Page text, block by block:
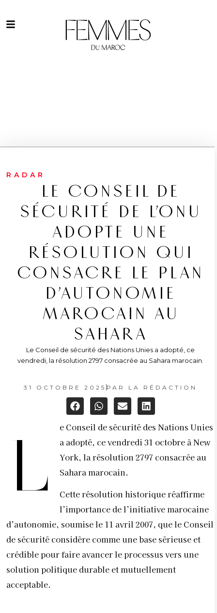
RADAR
LE CONSEIL DE
SÉCURITÉ DE L’ONU
ADOPTE UNE
RÉSOLUTION QUI
CONSACRE LE PLAN
D’AUTONOMIE
MAROCAIN AU
SAHARA
Le Conseil de sécurité des Nations Unies a adopté, ce
vendredi, la résolution 2797 consacrée au Sahara marocain.
31 OCTOBRE 2025 PAR LA RÉDACTION
L
e Conseil de sécurité des Nations Unies
a adopté, ce vendredi 31 octobre à New
York, la résolution 2797 consacrée au
Sahara marocain.
Cette résolution historique réaffirme
l’importance de l’initiative marocaine
d’autonomie, soumise le 11 avril 2007, que le Conseil
de sécurité considère comme une base sérieuse et
crédible pour faire avancer le processus vers une
solution politique durable et mutuellement
acceptable.